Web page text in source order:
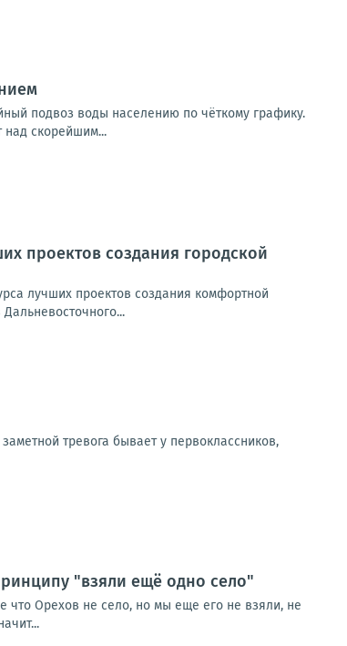
подвоз воды населению по чёткому графику.
над скорейшим...
проектов создания городской
лучших проектов создания комфортной
тревога бывает у первоклассников,
"взяли ещё одно село"
что Орехов не село, но мы еще его не взяли, не